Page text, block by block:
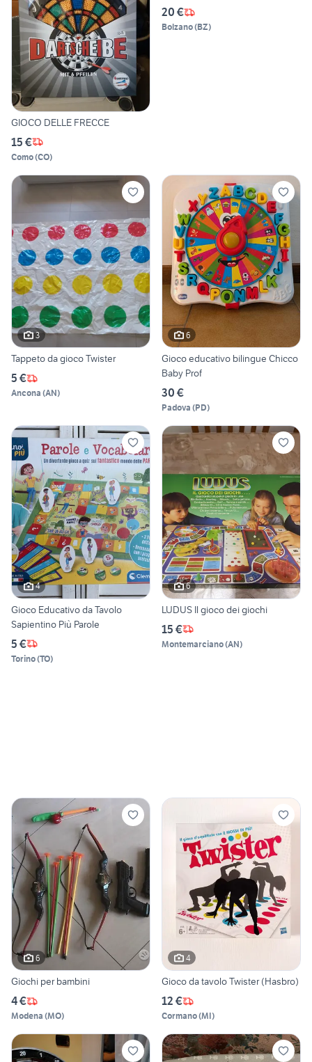
GIOCO DELLE FRECCE
15 €
Como(CO)
20 €
Bolzano(BZ)
3
Tappeto da gioco Twister
5 €
Ancona (AN)
6
Gioco educativo bilingue Chicco
Baby Prof
30 €
Padova (PD)
4
Gioco Educativo da Tavolo
Sapientino Più Parole
5 €
Torino(TO)
6
LUDUS Il gioco dei giochi
15 €
Montemarciano(AN)
6
Giochi per bambini
4 €
Modena (MO)
4
Gioco da tavolo Twister (Hasbro)
12 €
Cormano(MI)